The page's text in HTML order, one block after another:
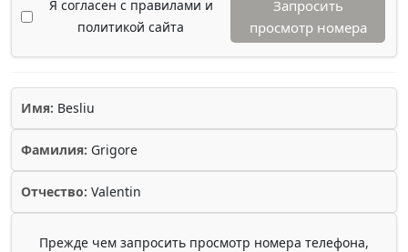
Я согласен с правилами и
политикой сайта
Запросить
просмотр номера
Имя: Besliu
Фамилия: Grigore
Отчество: Valentin
Прежде чем запросить просмотр номера телефона,